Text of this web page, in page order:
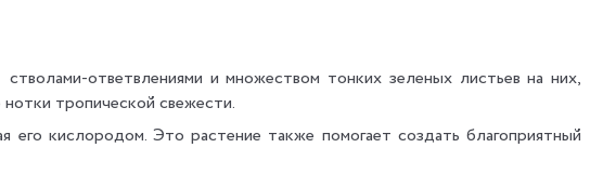
ответвлениями и множеством тонких зеленых листьев на них,
тропической свежести.
кислородом. Это растение также помогает создать благоприятный